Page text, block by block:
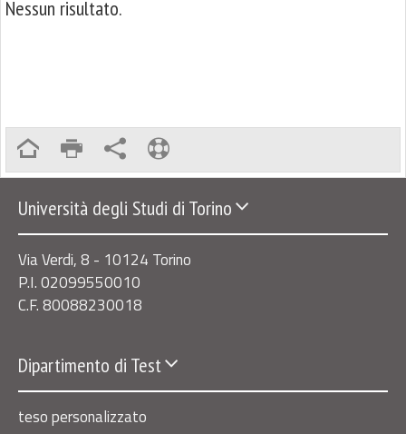
Nessun risultato.
Università degli Studi di Torino
Via Verdi, 8 - 10124 Torino
P.I. 02099550010
C.F. 80088230018
Dipartimento di Test
teso personalizzato